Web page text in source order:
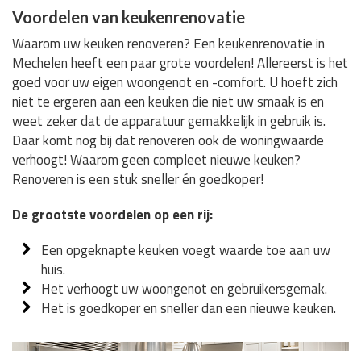
Voordelen van keukenrenovatie
Waarom uw keuken renoveren? Een keukenrenovatie in
Mechelen heeft een paar grote voordelen! Allereerst is het
goed voor uw eigen woongenot en -comfort. U hoeft zich
niet te ergeren aan een keuken die niet uw smaak is en
weet zeker dat de apparatuur gemakkelijk in gebruik is.
Daar komt nog bij dat renoveren ook de woningwaarde
verhoogt! Waarom geen compleet nieuwe keuken?
Renoveren is een stuk sneller én goedkoper!
De grootste voordelen op een rij:
Een opgeknapte keuken voegt waarde toe aan uw
huis.
Het verhoogt uw woongenot en gebruikersgemak.
Het is goedkoper en sneller dan een nieuwe keuken.